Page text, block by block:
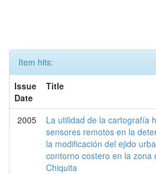
Item hits:
Issue
Date
Title
2005
La utilidad de la cartografía
sensores remotos en la
la modificación del ejido
contorno costero en la zona
Chiquita